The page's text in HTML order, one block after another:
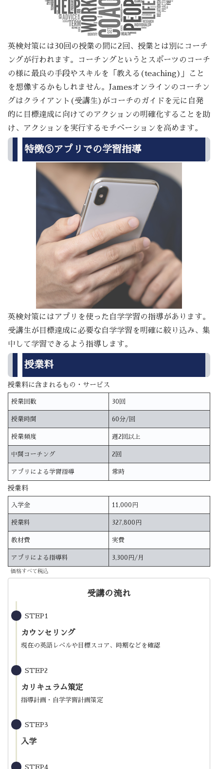
英検対策には30回の授業の間に2回、授業とは別にコーチ
ングが行われます。コーチングというとスポーツのコーチ
の様に最良の手段やスキルを「教える(teaching)」こと
を想像するかもしれません。Jamesオンラインのコーチン
グはクライアント(受講生)がコーチのガイドを元に自発
的に目標達成に向けてのアクションの明確化することを助
け、アクションを実行するモチベーションを高めます。
特徴⑤アプリでの学習指導
英検対策にはアプリを使った自学学習の指導があります。
受講生が目標達成に必要な自学学習を明確に絞り込み、集
中して学習できるよう指導します。
授業料
授業料に含まれるもの・サービス
授業回数 30回
授業時間 60分/回
授業頻度 週2回以上
中間コーチング 2回
アプリによる学習指導 常時
授業料
入学金 11,000円
授業料 327,800円
教材費 実費
アプリによる指導料 3,300円/月
価格すべて税込
受講の流れ
STEP1
カウンセリング
現在の英語レベルや目標スコア、時期などを確認
STEP2
カリキュラム策定
指導計画・自学学習計画策定
STEP3
入学
STEP4